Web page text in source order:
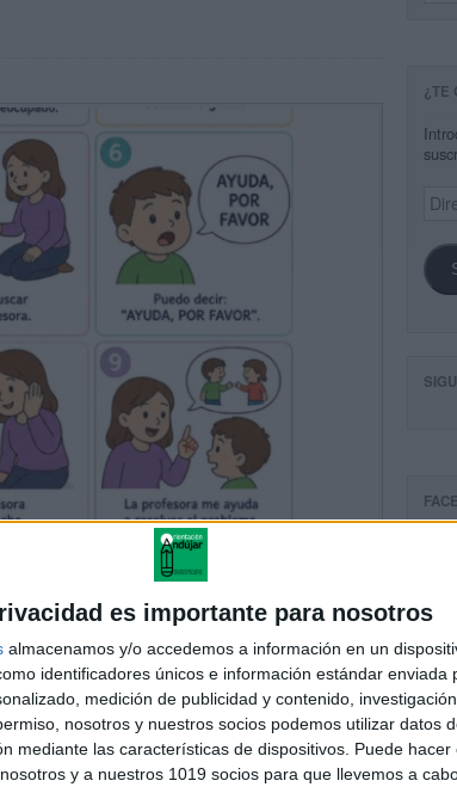
es importante para nosotros
almacenamos y/o accedemos a información en un
identificadores únicos e información estándar enviada
medición de publicidad y contenido,
nosotros y nuestros socios podemos utilizar datos
mediante las características de dispositivos. Puede hacer
y a nuestros 1019 socios para que llevemos a
¿TE
de